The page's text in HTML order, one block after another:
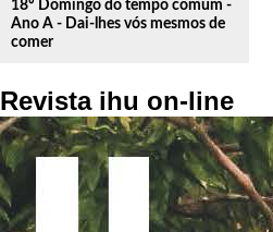
18º Domingo do tempo comum -
Ano A - Dai-lhes vós mesmos de
comer
Revista ihu on-line